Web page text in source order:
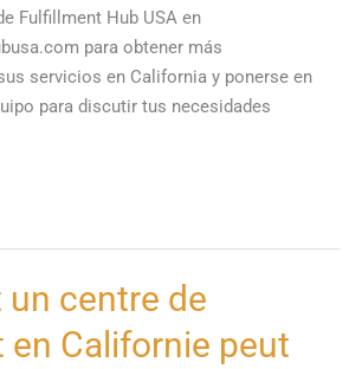
Fulfillment Hub USA en
para obtener más
servicios en California y ponerse en
para discutir tus necesidades
centre de
Californie peut